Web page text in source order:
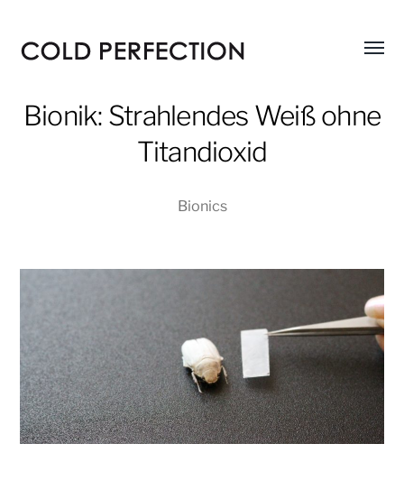
PERFECTION
Menü
Bionik: Strahlendes Weiß ohne
Titandioxid
Bionics